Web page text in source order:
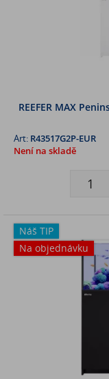
REEFER MAX
Art: R43517G2P-EUR
Není na skladě
Náš TIP
Na objednávku